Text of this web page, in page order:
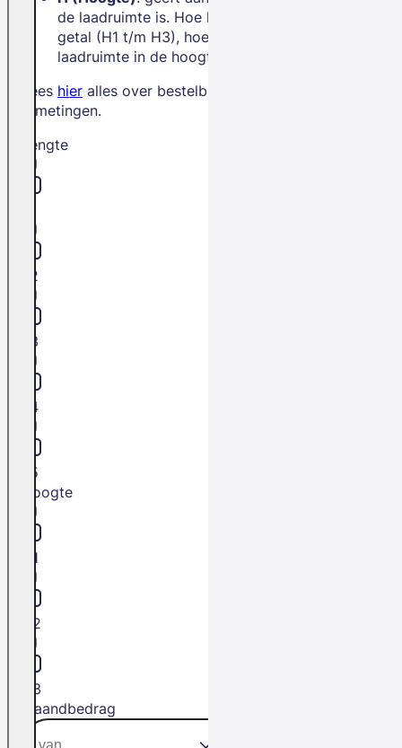
de laadruimte is. Hoe hoger het
getal (H1 t/m H3), hoe meer
laadruimte in de hoogte.
Lees hier alles over bestelbus
afmetingen.
Lengte
L2
L3
L4
L5
Hoogte
H1
H2
H3
Maandbedrag